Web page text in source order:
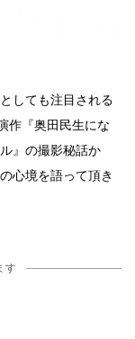
しても注目される
作『奥田民生にな
』の撮影秘話か
心境を語って頂き
す